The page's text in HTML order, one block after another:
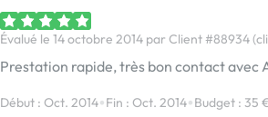
Évalué le 14 octobre 2014 par Client #88934
Prestation rapide, très bon contact avec
Début : Oct. 2014•Fin : Oct. 2014•Budget : 35